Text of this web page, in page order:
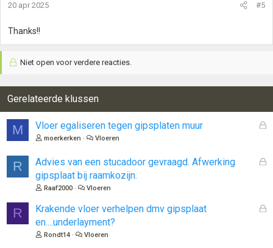
n
e
n
20 apr 2025 #5
Thanks!!
Niet open voor verdere reacties.
Gerelateerde klussen
M
G
Vloer egaliseren tegen gipsplaten muur
moerkerken Vloeren
R
G
o
Advies van een stucadoor gevraagd. Afwerking
gipsplaat bij raamkozijn.
Raaf2000 Vloeren
R
G
Krakende vloer verhelpen dmv gipsplaat
en....underlayment?
Rondt14 Vloeren